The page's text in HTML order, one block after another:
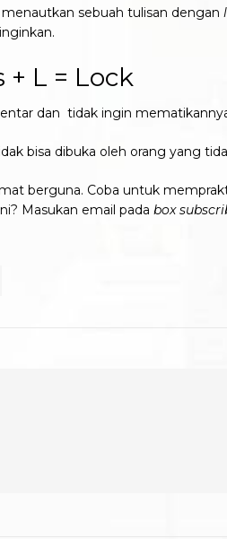
sebuah tulisan dengan
L = Lock
dan tidak ingin
bisa dibuka oleh orang yang
berguna. Coba untuk
Masukan email pada box